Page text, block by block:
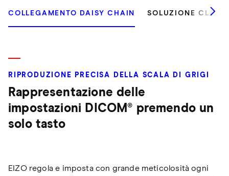
COLLEGAMENTO DAISY CHAIN SOLUZIONE
RIPRODUZIONE PRECISA DELLA SCALA DI GRIGI
Rappresentazione delle
impostazioni DICOM® premendo un
solo tasto
EIZO regola e imposta con grande meticolosità ogni